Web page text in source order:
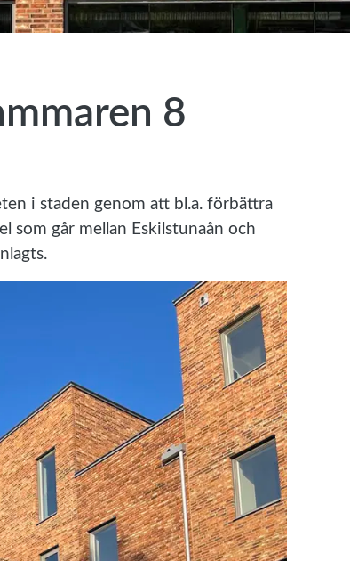
8
i staden genom att bl.a. förbättra
som går mellan Eskilstunaån och